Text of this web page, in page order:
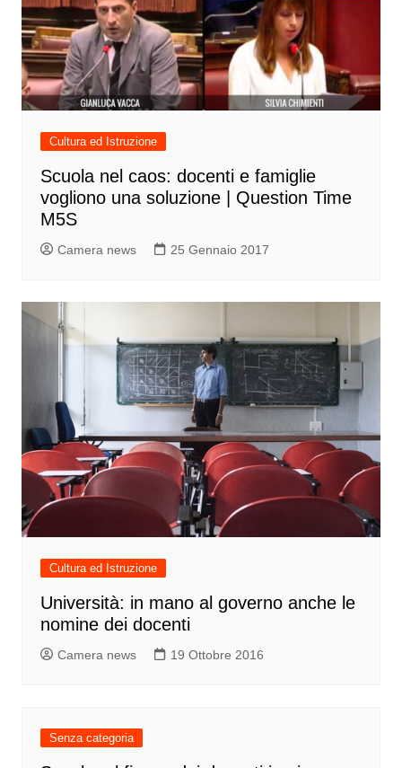
Cultura ed Istruzione
Scuola nel caos: docenti e famiglie
vogliono una soluzione | Question Time
M5S
Camera news 25 Gennaio 2017
Cultura ed Istruzione
Università: in mano al governo anche le
nomine dei docenti
Camera news 19 Ottobre 2016
Senza categoria